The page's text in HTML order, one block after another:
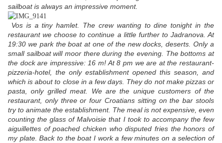
sailboat is always an impressive moment.
Vos is a tiny hamlet. The crew wanting to dine tonight in the
restaurant we choose to continue a little further to Jadranova. At
19:30 we park the boat at one of the new docks, deserts. Only a
small sailboat will moor there during the evening. The bottoms at
the dock are impressive: 16 m! At 8 pm we are at the restaurant-
pizzeria-hotel, the only establishment opened this season, and
which is about to close in a few days. They do not make pizzas or
pasta, only grilled meat. We are the unique customers of the
restaurant, only three or four Croatians sitting on the bar stools
try to animate the establishment. The meal is not expensive, even
counting the glass of Malvoisie that I took to accompany the few
aiguillettes of poached chicken who disputed fries the honors of
my plate. Back to the boat I work a few minutes on a selection of